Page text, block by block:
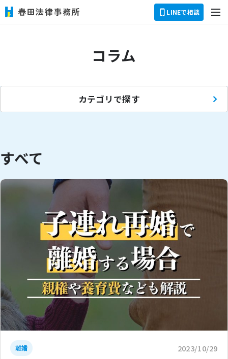
LINEで相談 dehaze
コラム
カテゴリで探す
すべて
離婚 2023/10/29